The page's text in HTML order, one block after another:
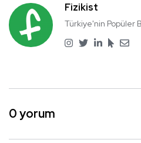
Fizikist
Türkiye'nin Popüler
0 yorum